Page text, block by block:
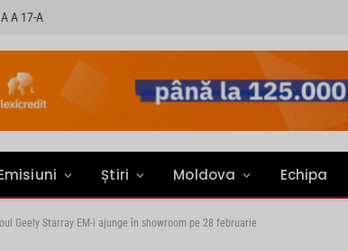
A 17-A
Știri Moldova Echipa
Geely Starray EM-i ajunge în showroom pe 28 februarie